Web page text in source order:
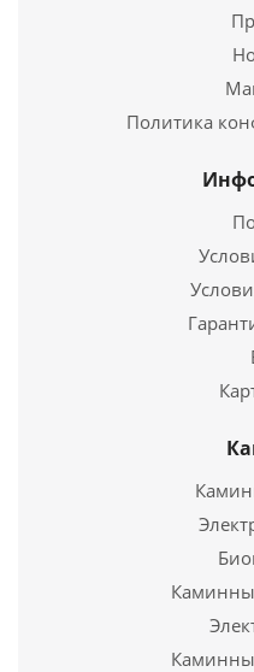
Политика